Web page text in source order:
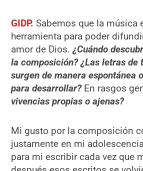
GIDP.Sabemos que la música
herramienta para poder
amor de Dios.¿Cuándo
la composición? ¿Las letras de
surgen de manera espontánea
para desarrollar? En rasgos
vivencias propias o ajenas?
Mi gusto por la composición
justamente en mi
para mi escribir cada vez que